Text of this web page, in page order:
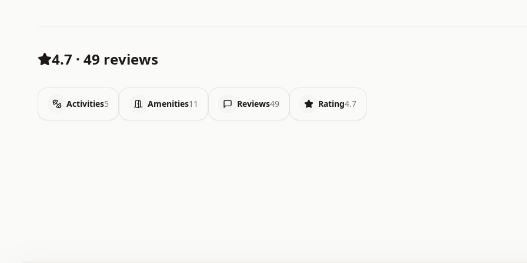
4.7 · 49 reviews
Activities5 Amenities11 Reviews49 Rating4.7